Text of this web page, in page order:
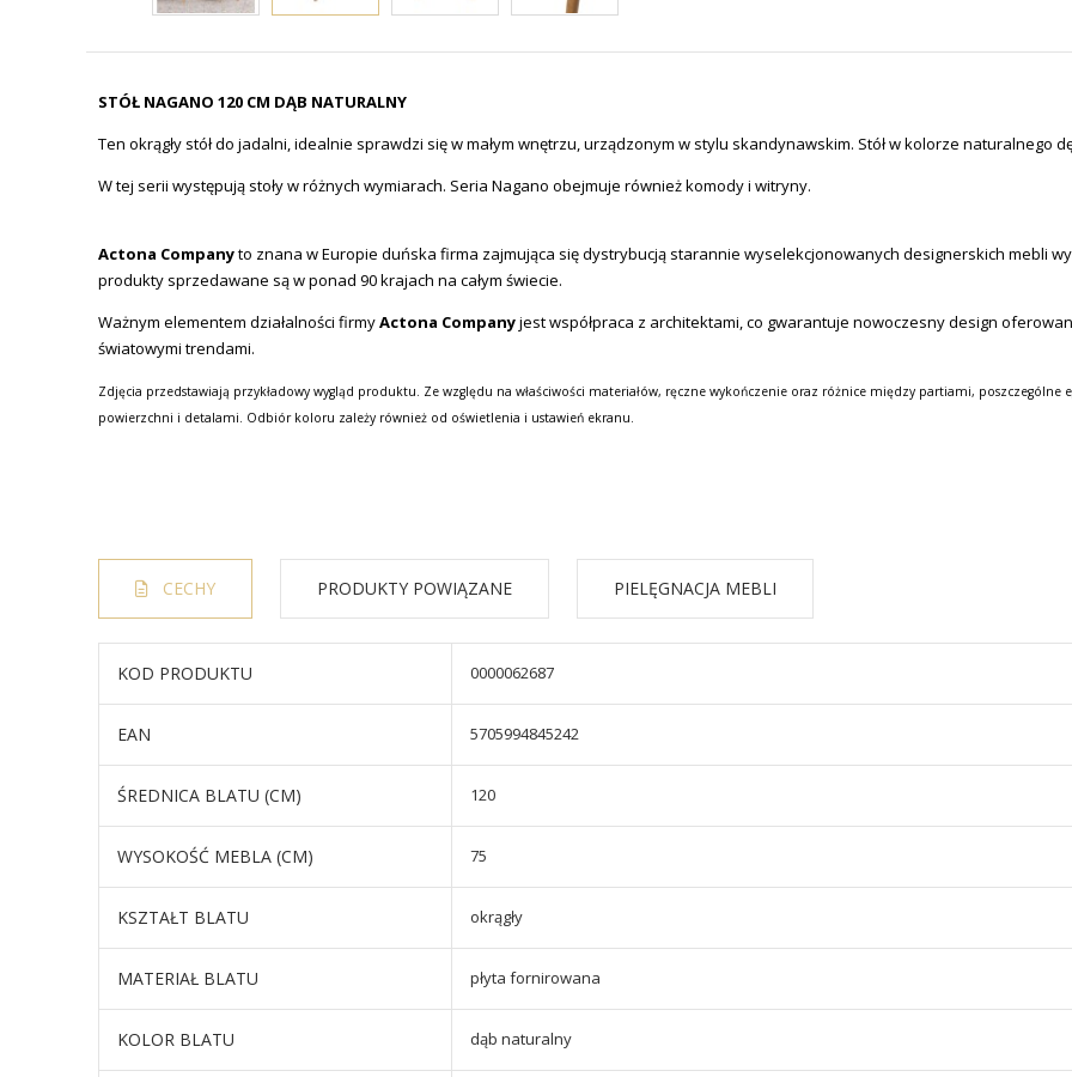
STÓŁ NAGANO 120 CM DĄB NATURALNY
Ten okrągły stół do jadalni, idealnie sprawdzi się w małym wnętrzu, urządzonym w stylu skandynawskim. Stół w kolorze naturalnego
W tej serii występują stoły w różnych wymiarach. Seria Nagano obejmuje również komody i witryny.
Actona Companyto znana w Europie duńska firma zajmująca się dystrybucją starannie wyselekcjonowanych designerskich mebli
produkty sprzedawane są w ponad 90 krajach na całym świecie.
Ważnym elementem działalności firmyActona Companyjest współpraca z architektami, co gwarantuje nowoczesny design
światowymi trendami.
Zdjęcia przedstawiają przykładowy wygląd produktu. Ze względu na właściwości materiałów, ręczne wykończenie oraz różnice między partiami,
powierzchni i detalami. Odbiór koloru zależy również od oświetlenia i ustawień ekranu.
CECHY PRODUKTY POWIĄZANE PIELĘGNACJA MEBLI
KOD PRODUKTU 0000062687
EAN 5705994845242
ŚREDNICA BLATU (CM) 120
WYSOKOŚĆ MEBLA (CM) 75
KSZTAŁT BLATU okrągły
MATERIAŁ BLATU płyta fornirowana
KOLOR BLATU dąb naturalny